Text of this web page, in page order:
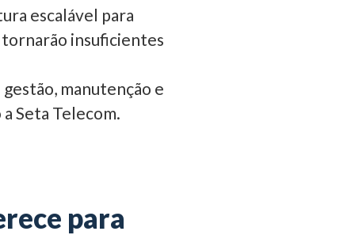
escalável para
tornarão insuficientes
manutenção e
Seta Telecom.
para